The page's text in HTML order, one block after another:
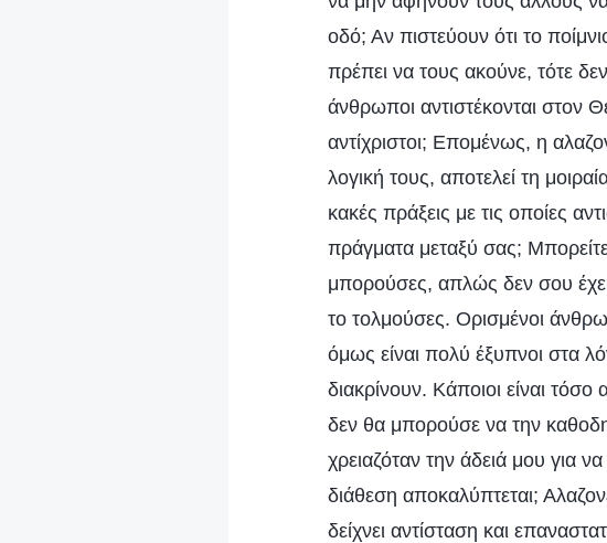
οδό; Αν πιστεύουν ότι το
πρέπει να τους ακούνε, τότε
άνθρωποι αντιστέκονται στον
αντίχριστοι; Επομένως, η
λογική τους, αποτελεί τη
κακές πράξεις με τις οποίες
πράγματα μεταξύ σας;
μπορούσες, απλώς δεν σου
το τολμούσες. Ορισμένοι
όμως είναι πολύ έξυπνοι στα
διακρίνουν. Κάποιοι είναι
δεν θα μπορούσε να την
χρειαζόταν την άδειά μου για
διάθεση αποκαλύπτεται;
δείχνει αντίσταση και